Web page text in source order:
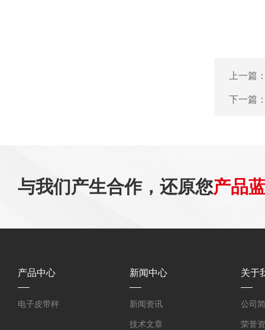
上一篇
下一篇
与我们产生合作，还原您产品
产品中心
电子皮带秤
新闻中心
新闻资讯
技术文章
关于
公司
荣誉